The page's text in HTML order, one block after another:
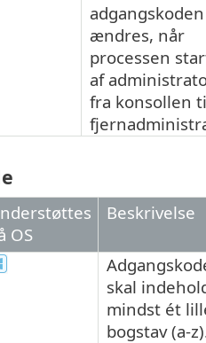
ændres, når
processen
af
fra konsollen
OS
Beskrivelse
skal
mindst ét
bogstav (a-